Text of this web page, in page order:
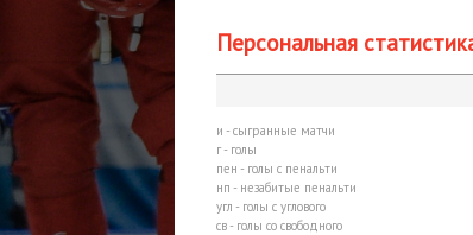
Персональная
и - сыгранные матчи
г - голы
пен - голы с пенальти
нп - незабитые пенальти
угл - голы с углового
св - голы со свободного